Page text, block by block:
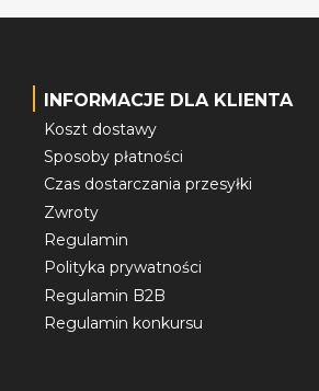
INFORMACJE DLA KLIENTA
Koszt dostawy
Sposoby płatności
Czas dostarczania przesyłki
Zwroty
Regulamin
Polityka prywatności
Regulamin B2B
Regulamin konkursu